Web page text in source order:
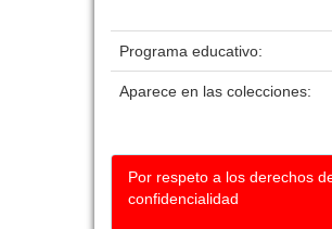
Programa educativo:
Aparece en las colecciones:
Por respeto a los derechos
confidencialidad